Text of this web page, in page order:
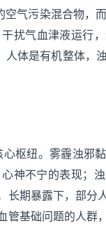
气污染混合物，而
扰气血津液运行
人体是有机整体，
心枢纽。雾霾浊邪
不宁的表现；
期暴露下，部分
管基础问题的人群